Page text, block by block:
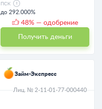
ПСК
до 292.000%
48% — одобрение
Получить деньги
Займ-Экспресс
Лиц. № 2-11-01-77-000440